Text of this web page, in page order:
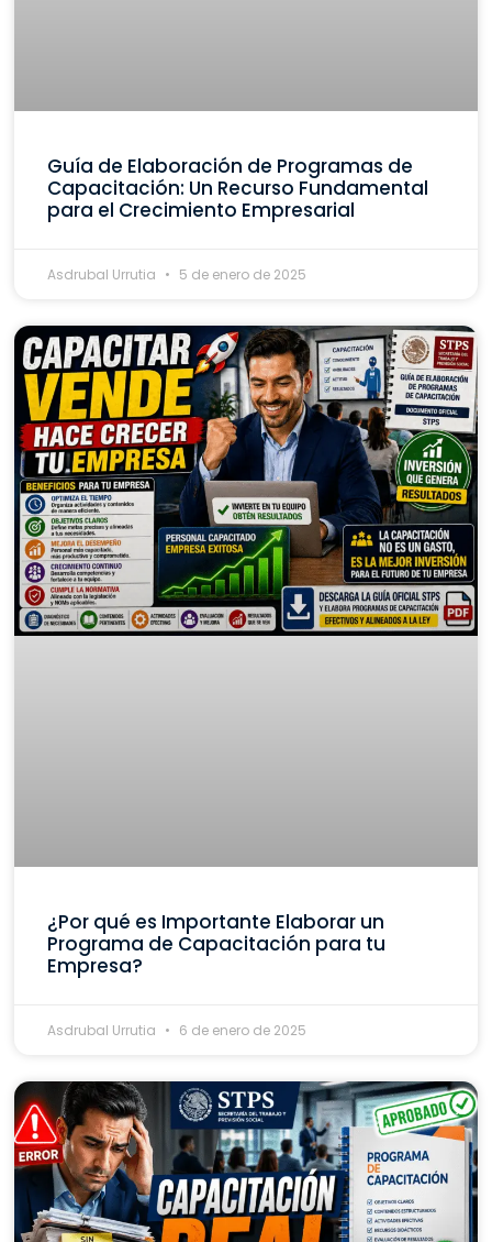
Guía de Elaboración de Programas de
Capacitación: Un Recurso Fundamental
para el Crecimiento Empresarial
Asdrubal Urrutia 5 de enero de 2025
¿Por qué es Importante Elaborar un
Programa de Capacitación para tu
Empresa?
Asdrubal Urrutia 6 de enero de 2025